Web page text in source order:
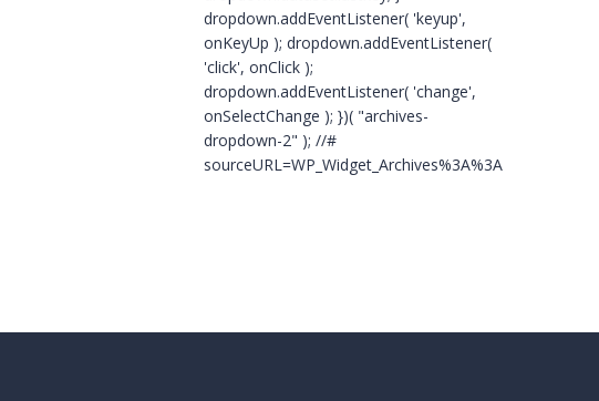
dropdown.addEventListener( 'keyup',
onKeyUp ); dropdown.addEventListener(
'click', onClick );
dropdown.addEventListener( 'change',
onSelectChange ); })( "archives-
dropdown-2" ); //#
sourceURL=WP_Widget_Archives%3A%3Awidget